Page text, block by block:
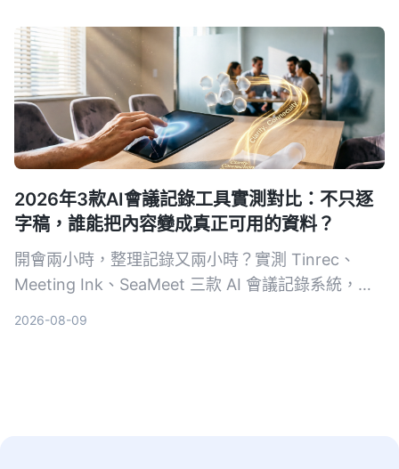
項，把時間留給更重要的事。
2026年3款AI會議記錄工具實測對比：不只逐
字稿，誰能把內容變成真正可用的資料？
開會兩小時，整理記錄又兩小時？實測 Tinrec、
Meeting Ink、SeaMeet 三款 AI 會議記錄系統，從
2026-08-09